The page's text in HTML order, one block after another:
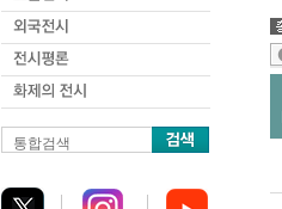
통합검색